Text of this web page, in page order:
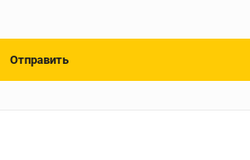
Отправить